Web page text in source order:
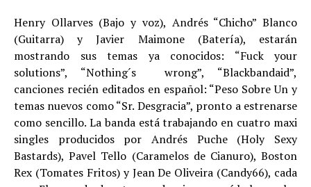
Henry Ollarves (Bajo y voz), Andrés “Chicho” Blanco
(Guitarra) y Javier Maimone (Batería), estarán
mostrando sus temas ya conocidos: “Fuck your
solutions”, “Nothing´s wrong”, “Blackbandaid”,
canciones recién editados en español: “Peso Sobre Un y
temas nuevos como “Sr. Desgracia”, pronto a estrenarse
como sencillo. La banda está trabajando en cuatro maxi
singles producidos por Andrés Puche (Holy Sexy
Bastards), Pavel Tello (Caramelos de Cianuro), Boston
Rex (Tomates Fritos) y Jean De Oliveira (Candy66), cada